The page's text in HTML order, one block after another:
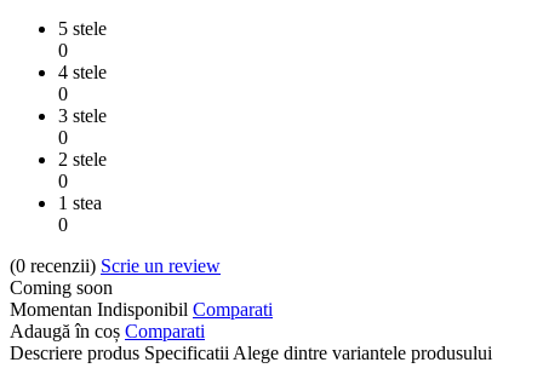
5 stele
0
4 stele
0
3 stele
0
2 stele
0
1 stea
0
(0 recenzii) Scrie un review
Coming soon
Momentan Indisponibil Comparati
Adaugă în coș Comparati
Descriere produs Specificatii Alege dintre variantele produsului